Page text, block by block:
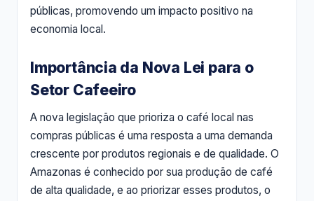
públicas, promovendo um impacto positivo na
economia local.
Importância da Nova Lei para o
Setor Cafeeiro
A nova legislação que prioriza o café local nas
compras públicas é uma resposta a uma demanda
crescente por produtos regionais e de qualidade. O
Amazonas é conhecido por sua produção de café
de alta qualidade, e ao priorizar esses produtos, o